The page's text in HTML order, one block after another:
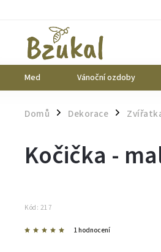
Med Vánoční ozdoby
Domů / Dekorace /
Kočička -
Kód: 217
1 hodnocení